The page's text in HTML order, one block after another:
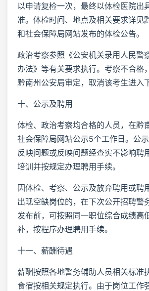
以申请复检一次，最终以体检医院出
准。体检时间、地点及相关要求详见
和社会保障局网站发布的体检公告。
政治考察参照《公安机关录用人民警
办法》等有关要求执行。考察不合格
黔南州公安局审定，取消该考生进入
十、公示及聘用
体检、政治考察均合格的人员，在黔
社会保障局网站公示5个工作日。公
反映问题或反映问题经查实不影响聘
培训并按规定办理聘用手续。
因体检、考察、公示及放弃聘用或聘
出现空缺岗位的，在下次公开招聘警
发布前，可按照同一职位综合成绩高
补，按程序办理聘用手续。
十一、薪酬待遇
薪酬按照各地警务辅助人员相关标准
食宿按相关规定执行。由于岗位工作